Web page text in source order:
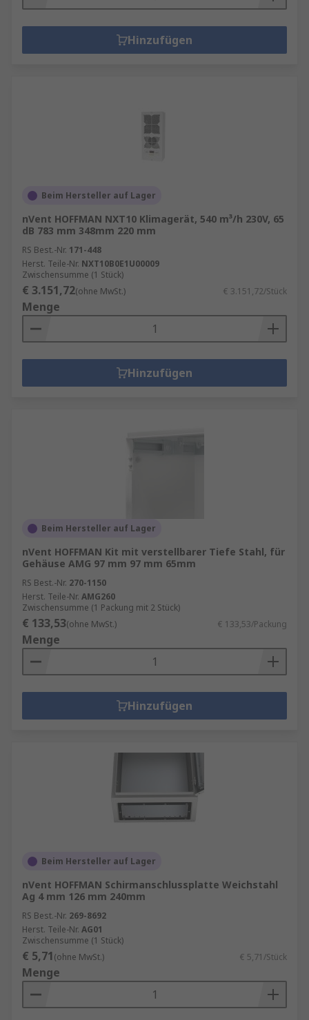
Hinzufügen
Beim Hersteller auf Lager
nVent HOFFMAN NXT10 Klimagerät, 540 m³/h 230V, 65
dB 783 mm 348mm 220 mm
RS Best.-Nr. 171-448
Herst. Teile-Nr. NXT10B0E1U00009
Zwischensumme (1 Stück)
€ 3.151,72(ohne MwSt.) € 3.151,72/Stück
Menge
Hinzufügen
Beim Hersteller auf Lager
nVent HOFFMAN Kit mit verstellbarer Tiefe Stahl, für
Gehäuse AMG 97 mm 97 mm 65mm
RS Best.-Nr. 270-1150
Herst. Teile-Nr. AMG260
Zwischensumme (1 Packung mit 2 Stück)
€ 133,53(ohne MwSt.) € 133,53/Packung
Menge
Hinzufügen
Beim Hersteller auf Lager
nVent HOFFMAN Schirmanschlussplatte Weichstahl
Ag 4 mm 126 mm 240mm
RS Best.-Nr. 269-8692
Herst. Teile-Nr. AG01
Zwischensumme (1 Stück)
€ 5,71(ohne MwSt.) € 5,71/Stück
Menge